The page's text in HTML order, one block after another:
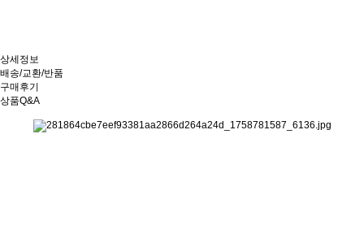
상세정보
배송/교환/반품
구매후기
상품Q&A